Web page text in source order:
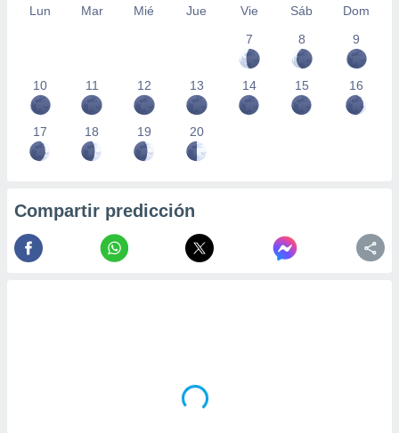
Lun Mar Mié Jue Vie Sáb
Dom
7
8 9
10 11 12 13 14 15 16
17 18 19 20
Compartir predicción